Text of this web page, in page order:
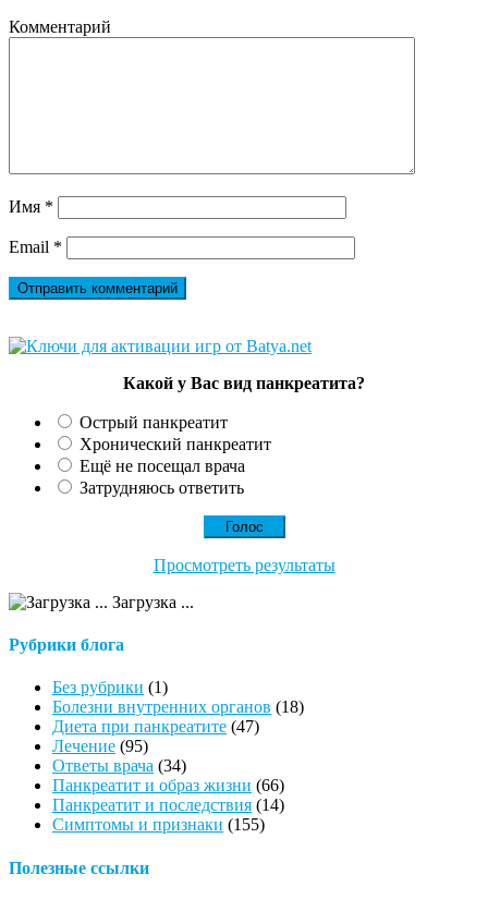
Комментарий
Имя *
Email *
Какой у Вас вид панкреатита?
Острый панкреатит
Хронический панкреатит
Ещё не посещал врача
Затрудняюсь ответить
Просмотреть результаты
Загрузка ...
Рубрики блога
Без рубрики (1)
Болезни внутренних органов (18)
Диета при панкреатите (47)
Лечение (95)
Ответы врача (34)
Панкреатит и образ жизни (66)
Панкреатит и последствия (14)
Симптомы и признаки (155)
Полезные ссылки